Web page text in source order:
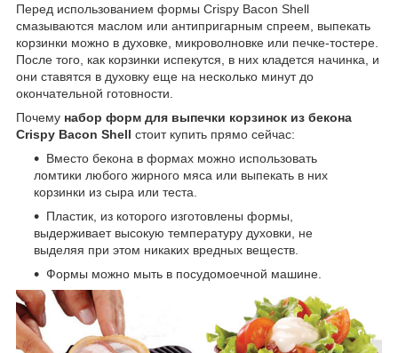
Перед использованием формы Crispy Bacon Shell
смазываются маслом или антипригарным спреем, выпекать
корзинки можно в духовке, микроволновке или печке-тостере.
После того, как корзинки испекутся, в них кладется начинка, и
они ставятся в духовку еще на несколько минут до
окончательной готовности.
Почему набор форм для выпечки корзинок из бекона
Crispy Bacon Shell стоит купить прямо сейчас:
Вместо бекона в формах можно использовать
ломтики любого жирного мяса или выпекать в них
корзинки из сыра или теста.
Пластик, из которого изготовлены формы,
выдерживает высокую температуру духовки, не
выделяя при этом никаких вредных веществ.
Формы можно мыть в посудомоечной машине.